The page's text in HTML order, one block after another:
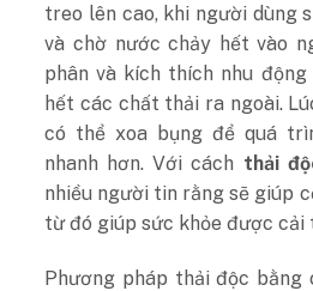
treo lên cao, khi người dùng
và chờ nước chảy hết vào
phân và kích thích nhu
hết các chất thải ra ngoài.
có thể xoa bụng để quá
nhanh hơn. Với cách thải
nhiều người tin rằng sẽ giúp
từ đó giúp sức khỏe được cải
Phương pháp thải độc bằng